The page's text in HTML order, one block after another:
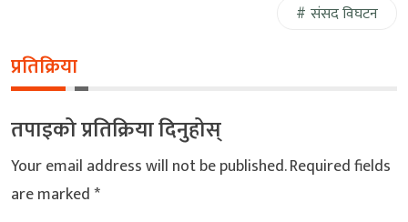
संसद विघटन
प्रतिक्रिया
तपाइको प्रतिक्रिया दिनुहोस्
Your email address will not be published.Required fields
are marked*